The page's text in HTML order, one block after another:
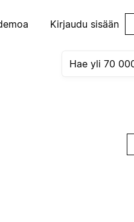
Kirjaudu sisään